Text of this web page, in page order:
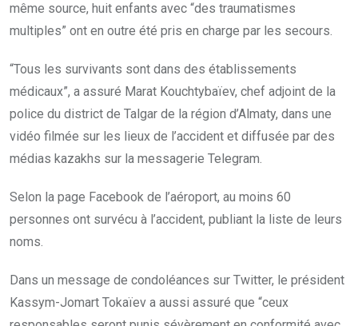
même source, huit enfants avec “des traumatismes
multiples” ont en outre été pris en charge par les secours.
“Tous les survivants sont dans des établissements
médicaux”, a assuré Marat Kouchtybaïev, chef adjoint de la
police du district de Talgar de la région d’Almaty, dans une
vidéo filmée sur les lieux de l’accident et diffusée par des
médias kazakhs sur la messagerie Telegram.
Selon la page Facebook de l’aéroport, au moins 60
personnes ont survécu à l’accident, publiant la liste de leurs
noms.
Dans un message de condoléances sur Twitter, le président
Kassym-Jomart Tokaïev a aussi assuré que “ceux